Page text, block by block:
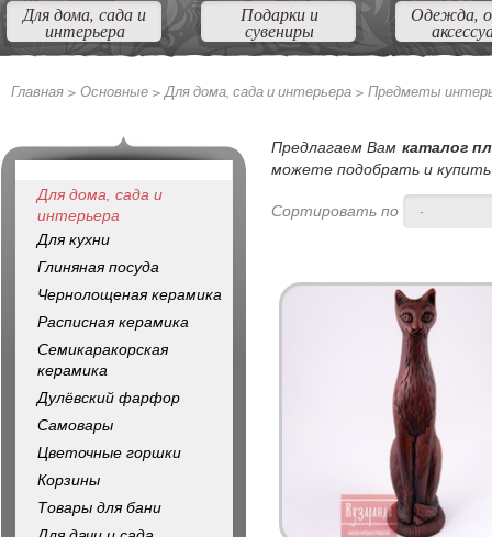
Для дома, сада и
интерьера
Подарки и
сувениры
Одежда,
Главная > Основные >Для дома, сада и интерьера > Предметы
Предлагаем Вам каталог
можете подобрать и
Сортировать по
-
Для дома, сада и
интерьера
Для кухни
Глиняная посуда
Чернолощеная керамика
Расписная керамика
Семикаракорская
керамика
Дулёвский фарфор
Самовары
Цветочные горшки
Корзины
Товары для бани